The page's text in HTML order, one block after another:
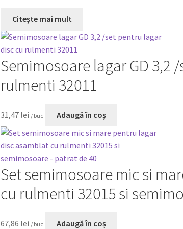
Citește mai mult
Semimosoare lagar GD 3,2
rulmenti 32011
31,47 lei / buc Adaugă în coș
Set semimosoare mic si
cu rulmenti 32015 si
67,86 lei / buc Adaugă în coș